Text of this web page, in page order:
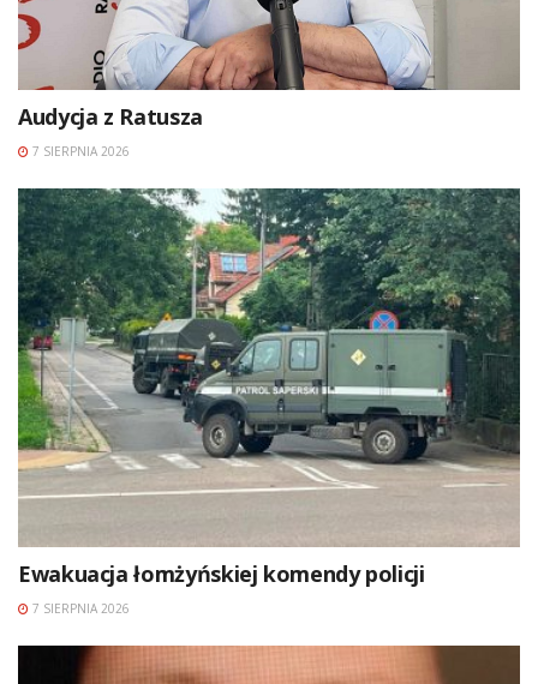
Audycja z Ratusza
7 SIERPNIA 2026
Ewakuacja łomżyńskiej komendy policji
7 SIERPNIA 2026